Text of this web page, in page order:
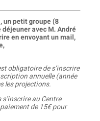
un petit groupe (8
avec M. André
en envoyant un mail,
obligatoire de s’inscrire
annuelle (année
les projections.
au Centre
de 15€ pour